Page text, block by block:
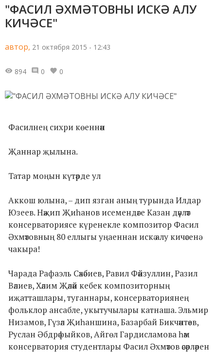
"ФАСИЛ ӘХМӘТОВНЫ ИСКӘ АЛУ
КИЧӘСЕ"
автор, 21 октября 2015 - 12:43
894 0 0
Фасилнең сихри көеннән
Җаннар җылына.
Татар моңын күтәрде ул
Аккош юлына, – дип язган аның турында Илдар
Юзеев. Нәҗип Җиһанов исемендәге Казан дәүләт
консерваториясе күренекле композитор Фасил
Әхмәтовның 80 еллыгы уңаеннан искә алу кичәсенә
чакыра!
Чарада Рафаэль Сәхәбиев, Равил Фәйзуллин, Разил
Вәлиев, Хәлим Җәләй кебек композиторның
иҗатташлары, туганнары, консерваториянең
фольклор ансабле, укытучылары катнаша. Эльмир
Низамов, Гүзәл Җиһаншина, Базарбай Бикчәнтәев,
Руслан Әбдрәфыйков, Айгөл Гардисламова һәм
консерватория студентлары Фасил Әхмәтов әсәрләрен